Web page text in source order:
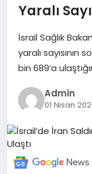
EĞITIM
MAGAZIN
SAĞLIK
Yaralı
İsrail Sağlık
yaralı
bin 689’a
Admin
01 Nisan